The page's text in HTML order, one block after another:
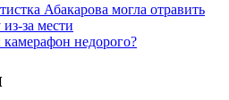
Абакарова могла отравить
за мести
недорого?